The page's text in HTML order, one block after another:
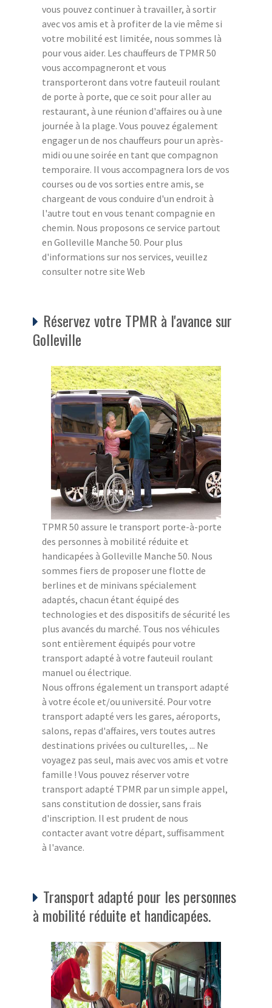
vous pouvez continuer à travailler, à sortir
avec vos amis et à profiter de la vie même si
votre mobilité est limitée, nous sommes là
pour vous aider. Les chauffeurs de TPMR 50
vous accompagneront et vous
transporteront dans votre fauteuil roulant
de porte à porte, que ce soit pour aller au
restaurant, à une réunion d'affaires ou à une
journée à la plage. Vous pouvez également
engager un de nos chauffeurs pour un après-
midi ou une soirée en tant que compagnon
temporaire. Il vous accompagnera lors de vos
courses ou de vos sorties entre amis, se
chargeant de vous conduire d'un endroit à
l'autre tout en vous tenant compagnie en
chemin. Nous proposons ce service partout
en Golleville Manche 50. Pour plus
d'informations sur nos services, veuillez
consulter notre site Web
Réservez votre TPMR à l'avance sur
Golleville
TPMR 50 assure le transport porte-à-porte
des personnes à mobilité réduite et
handicapées à Golleville Manche 50. Nous
sommes fiers de proposer une flotte de
berlines et de minivans spécialement
adaptés, chacun étant équipé des
technologies et des dispositifs de sécurité les
plus avancés du marché. Tous nos véhicules
sont entièrement équipés pour votre
transport adapté à votre fauteuil roulant
manuel ou électrique.
Nous offrons également un transport adapté
à votre école et/ou université. Pour votre
transport adapté vers les gares, aéroports,
salons, repas d'affaires, vers toutes autres
destinations privées ou culturelles, ... Ne
voyagez pas seul, mais avec vos amis et votre
famille ! Vous pouvez réserver votre
transport adapté TPMR par un simple appel,
sans constitution de dossier, sans frais
d'inscription. Il est prudent de nous
contacter avant votre départ, suffisamment
à l'avance.
Transport adapté pour les personnes
à mobilité réduite et handicapées.